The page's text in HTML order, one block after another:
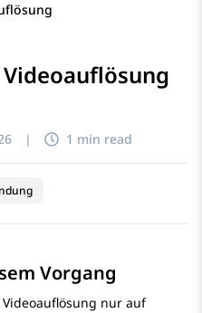
| 1 min read
Vorgang
nur auf